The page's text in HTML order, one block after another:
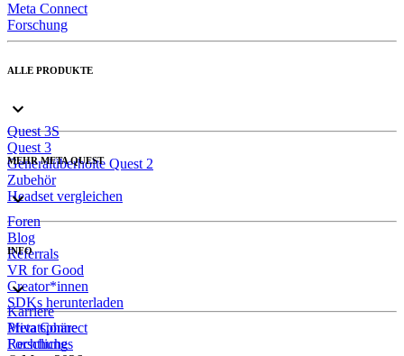
Meta Connect
Forschung
ALLE PRODUKTE
Quest 3S
Quest 3
Generalüberholte Quest 2
Zubehör
Headset vergleichen
MEHR META QUEST
Foren
Blog
Referrals
VR for Good
Creator*innen
SDKs herunterladen
INFO
Karriere
Meta Connect
Forschung
Privatsphäre
Rechtliches